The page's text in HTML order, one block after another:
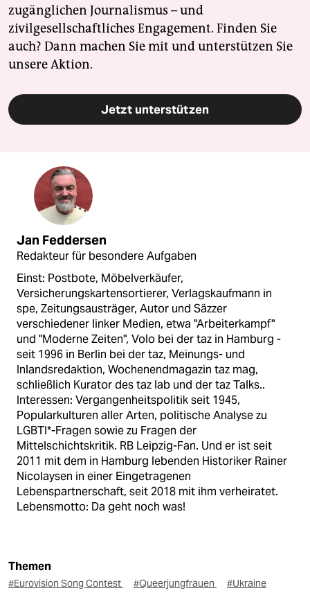
zugänglichen Journalismus – und
zivilgesellschaftliches Engagement. Finden Sie
auch? Dann machen Sie mit und unterstützen Sie
unsere Aktion.
Jetzt unterstützen
Jan Feddersen
Redakteur für besondere Aufgaben
Einst: Postbote, Möbelverkäufer,
Versicherungskartensortierer, Verlagskaufmann in
spe, Zeitungsausträger, Autor und Säzzer
verschiedener linker Medien, etwa "Arbeiterkampf"
und "Moderne Zeiten", Volo bei der taz in Hamburg -
seit 1996 in Berlin bei der taz, Meinungs- und
Inlandsredaktion, Wochenendmagazin taz mag,
schließlich Kurator des taz lab und der taz Talks..
Interessen: Vergangenheitspolitik seit 1945,
Popularkulturen aller Arten, politische Analyse zu
LGBTI*-Fragen sowie zu Fragen der
Mittelschichtskritik. RB Leipzig-Fan. Und er ist seit
2011 mit dem in Hamburg lebenden Historiker Rainer
Nicolaysen in einer Eingetragenen
Lebenspartnerschaft, seit 2018 mit ihm verheiratet.
Lebensmotto: Da geht noch was!
Themen
#Eurovision Song Contest #Queerjungfrauen
#Ukraine